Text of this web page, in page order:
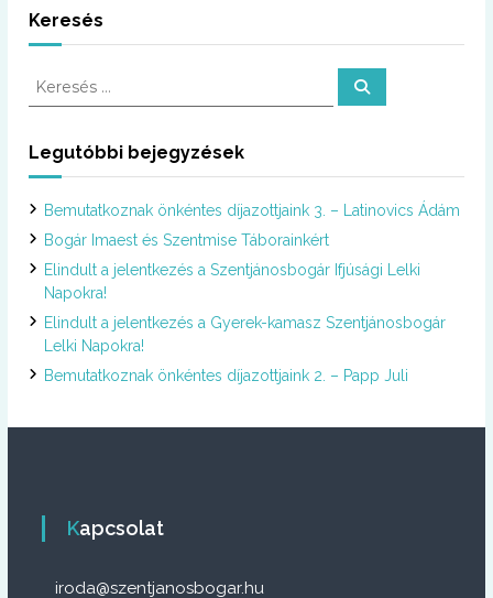
Keresés
K
e
s
:
K
Legutóbbi bejegyzések
Bemutatkoznak önkéntes díjazottjaink 3. – Latinovics Ádám
Bogár Imaest és Szentmise Táborainkért
Elindult a jelentkezés a Szentjánosbogár Ifjúsági Lelki
Napokra!
Elindult a jelentkezés a Gyerek-kamasz Szentjánosbogár
Lelki Napokra!
Bemutatkoznak önkéntes díjazottjaink 2. – Papp Juli
Kapcsolat
iroda@szentjanosbogar.hu